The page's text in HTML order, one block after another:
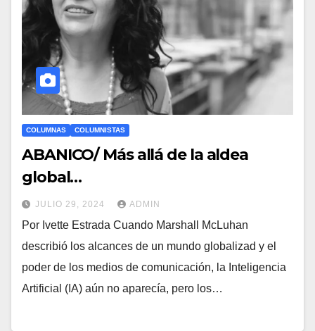
COLUMNAS COLUMNISTAS
ABANICO/ Más allá de la aldea
global…
JULIO 29, 2024 ADMIN
Por Ivette Estrada Cuando Marshall McLuhan
describió los alcances de un mundo globalizad y el
poder de los medios de comunicación, la Inteligencia
Artificial (IA) aún no aparecía, pero los…